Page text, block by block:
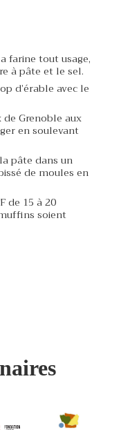
farine tout usage,
à pâte et le sel.
d’érable avec le
Grenoble aux
en soulevant
pâte dans un
de moules en
de 15 à 20
soient